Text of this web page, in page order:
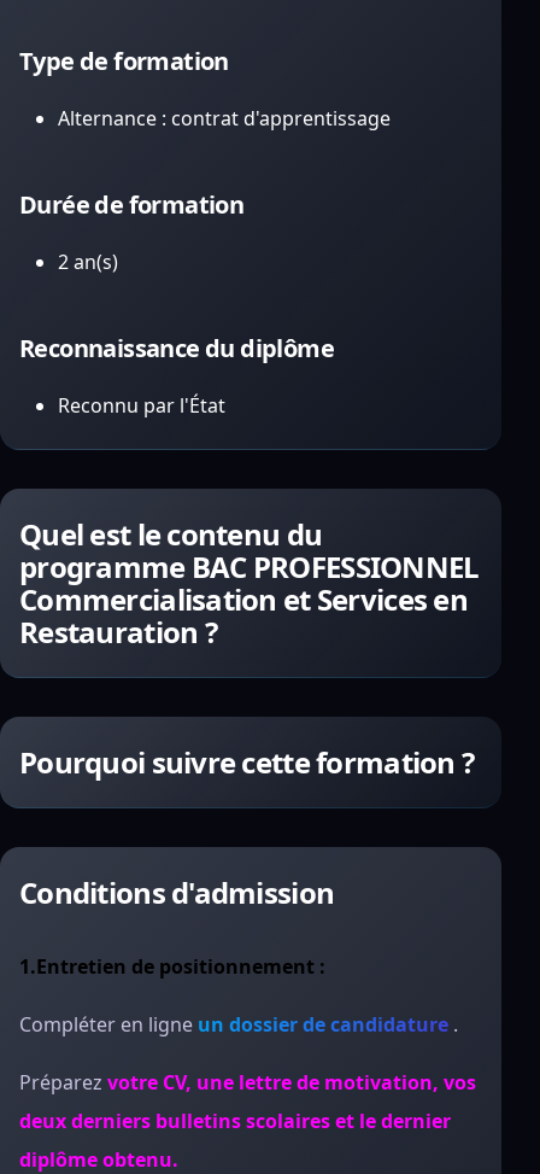
Type de formation
Alternance : contrat d'apprentissage
Durée de formation
2 an(s)
Reconnaissance du diplôme
Reconnu par l'État
Quel est le contenu du
programme BAC PROFESSIONNEL
Commercialisation et Services en
Restauration ?
Pourquoi suivre cette formation ?
Conditions d'admission
1.Entretien de positionnement :
Compléter en ligne un dossier de candidature .
Préparez votre CV, une lettre de motivation, vos
deux derniers bulletins scolaires et le dernier
diplôme obtenu.